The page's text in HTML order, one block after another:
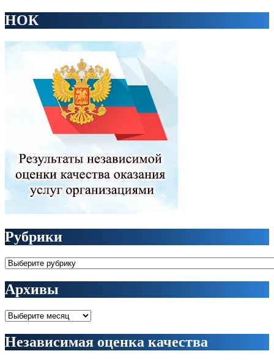
НОК
Рубрики
Рубрики
Архивы
Архивы
Независимая оценка качества